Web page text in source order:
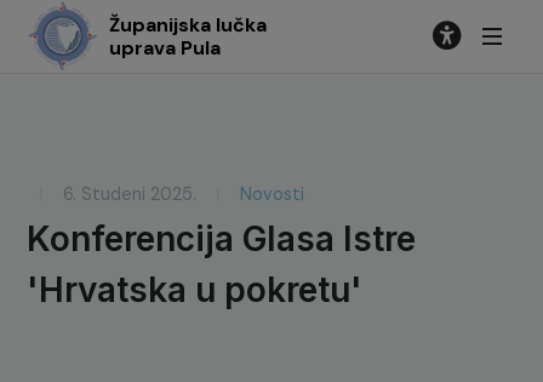
Županijska lučka
uprava Pula
6. Studeni 2025. Novosti
Konferencija Glasa Istre
'Hrvatska u pokretu'